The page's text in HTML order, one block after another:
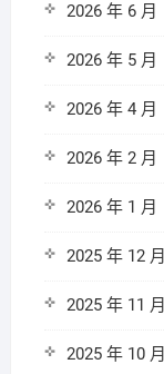
2026 年 6 月
2026 年 5 月
2026 年 4 月
2026 年 2 月
2026 年 1 月
2025 年 12 月
2025 年 11 月
2025 年 10 月